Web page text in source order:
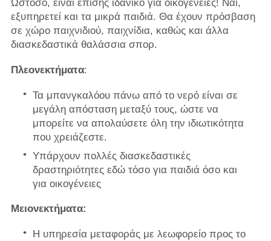
Ωστόσο, είναι επίσης ιδανικό για οικογένειες! Ναι,
εξυπηρετεί και τα μικρά παιδιά. Θα έχουν πρόσβαση
σε χώρο παιχνιδιού, παιχνίδια, καθώς και άλλα
διασκεδαστικά θαλάσσια σπορ.
Πλεονεκτήματα:
Τα μπανγκαλόου πάνω από το νερό είναι σε
μεγάλη απόσταση μεταξύ τους, ώστε να
μπορείτε να απολαύσετε όλη την ιδιωτικότητα
που χρειάζεστε.
Υπάρχουν πολλές διασκεδαστικές
δραστηριότητες εδώ τόσο για παιδιά όσο και
για οικογένειες
Μειονεκτήματα:
Η υπηρεσία μεταφοράς με λεωφορείο προς το